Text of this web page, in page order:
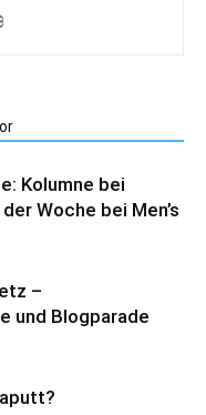
Kolumne bei
Woche bei Men’s
–
und Blogparade